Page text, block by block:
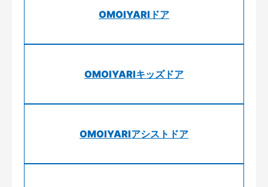
OMOIYARIドア
OMOIYARIキッズドア
OMOIYARIアシストドア